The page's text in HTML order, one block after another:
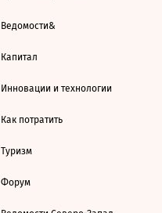
Ведомости&
Капитал
Инновации и технологии
Как потратить
Туризм
Форум